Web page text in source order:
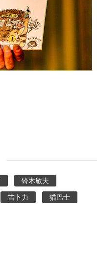
铃木敏夫
吉卜力 猫巴士